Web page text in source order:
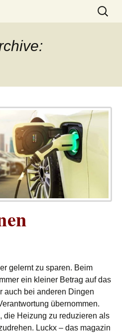
Suchen
nach:
gelernt zu sparen. Beim
ein kleiner Betrag auf das
auch bei anderen Dingen
übernommen.
die Heizung zu reduzieren als
Luckx – das magazin